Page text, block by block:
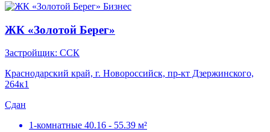
Бизнес
ЖК «Золотой Берег»
Застройщик: ССК
Краснодарский край, г. Новороссийск, пр-кт Дзержинского,
264к1
Сдан
1-комнатные 40.16 - 55.39 м²